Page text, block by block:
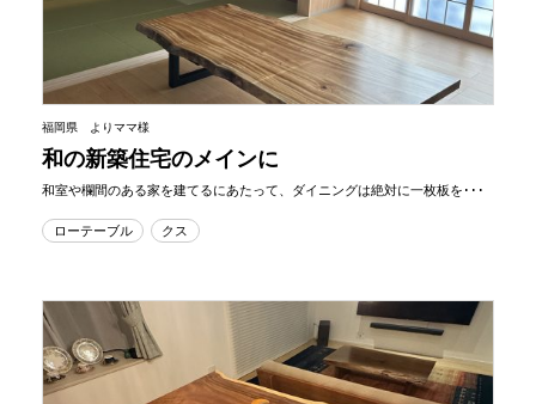
福岡県 よりママ様
和の新築住宅のメインに
和室や欄間のある家を建てるにあたって、ダイニングは絶対に一枚板を･･･
ローテーブル クス